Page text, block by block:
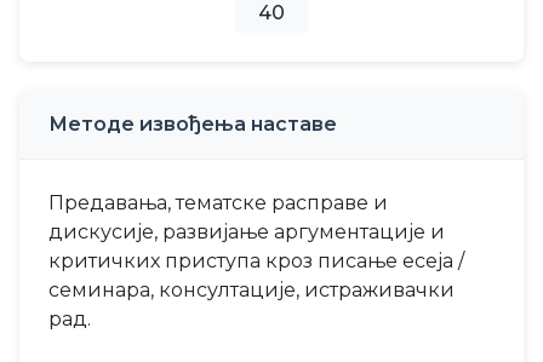
40
Методе извођења наставе
Предавања, тематске расправе и
дискусије, развијање аргументације и
критичких приступа кроз писање есеја /
семинара, консултације, истраживачки
рад.